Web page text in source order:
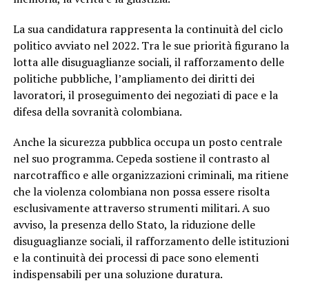
La sua candidatura rappresenta la continuità del ciclo
politico avviato nel 2022. Tra le sue priorità figurano la
lotta alle disuguaglianze sociali, il rafforzamento delle
politiche pubbliche, l’ampliamento dei diritti dei
lavoratori, il proseguimento dei negoziati di pace e la
difesa della sovranità colombiana.
Anche la sicurezza pubblica occupa un posto centrale
nel suo programma. Cepeda sostiene il contrasto al
narcotraffico e alle organizzazioni criminali, ma ritiene
che la violenza colombiana non possa essere risolta
esclusivamente attraverso strumenti militari. A suo
avviso, la presenza dello Stato, la riduzione delle
disuguaglianze sociali, il rafforzamento delle istituzioni
e la continuità dei processi di pace sono elementi
indispensabili per una soluzione duratura.